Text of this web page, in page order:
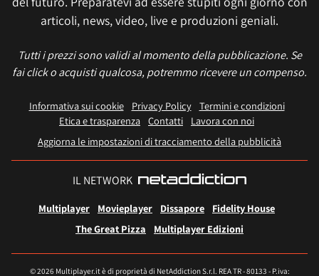
articoli, news, video, live e produzioni geniali.
Tutti i prezzi sono validi al momento della pubblicazione. Se
fai click o acquisti qualcosa, potremmo ricevere un compenso.
Informativa sui cookie Privacy Policy
Termini e condizioni
Etica e trasparenza Contatti
Lavora con noi
Aggiorna le impostazioni di tracciamento della pubblicità
IL NETWORK
Multiplayer Movieplayer Dissapore
Fidelity House
The Great Pizza
Multiplayer Edizioni
© 2026 Multiplayer.it è di proprietà di NetAddiction S.r.l. REA TR - 80133 - P.iva: